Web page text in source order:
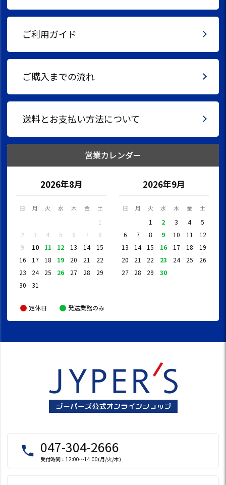
ご利用ガイド
ご購入までの流れ
送料とお支払い方法について
営業カレンダー
2026年8月
日 月 火 水 木 金 土
1
2
3 4 5 6 7
8
9
10 11 12 13 14
15
16
17 18 19 20 21
22
23
24 25 26 27 28
29
30
31
2026年9月
日 月 火 水 木 金 土
1 2 3 4
5
6
7 8 9 10 11
12
13
14 15 16 17 18
19
20
21 22 23 24 25
26
27
28 29 30
定休日 発送業務のみ
local_phone 047-304-2666
受付時間：12:00～14:00(月/火/木)